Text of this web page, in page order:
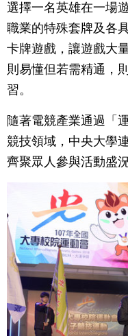
選擇一名英雄在一場
職業的特殊套牌及各
卡牌遊戲，讓遊戲大
則易懂但若需精通，
習。
隨著電競產業通過「
競技領域，中央大學
齊聚眾人參與活動盛